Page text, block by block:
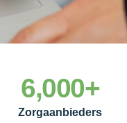
Zorgaanbieders
6,000+